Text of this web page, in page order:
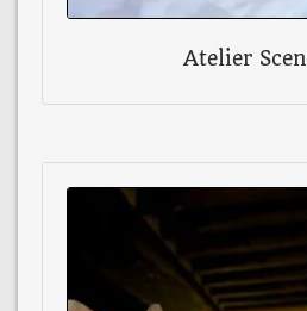
Atelier